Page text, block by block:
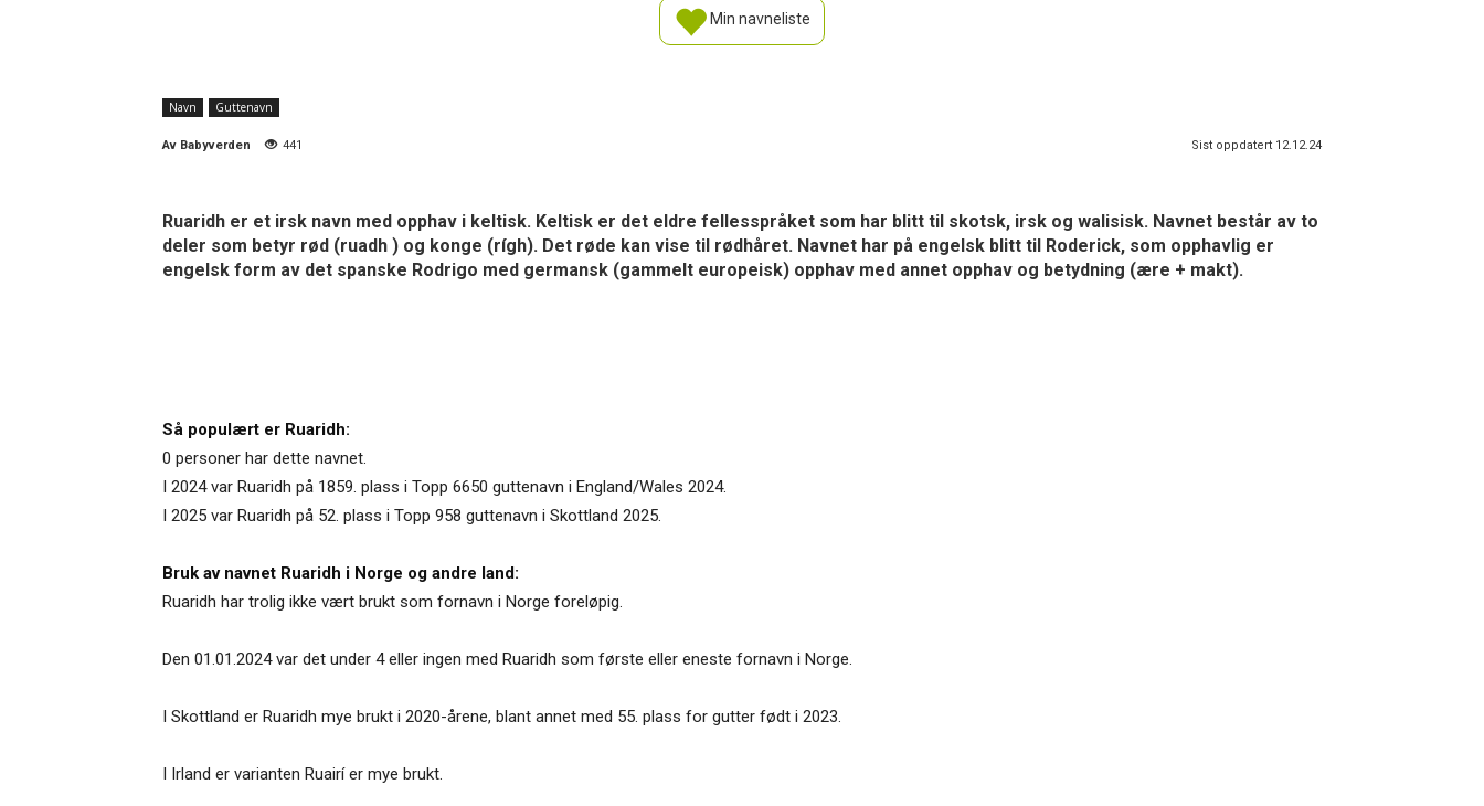
Min navneliste
Navn Guttenavn
Av Babyverden 441 Sist oppdatert 12.12.24
Ruaridh er et irsk navn med opphav i keltisk. Keltisk er det eldre fellesspråket som har blitt til skotsk, irsk og walisisk. Navnet består av to
deler som betyr rød (ruadh ) og konge (rígh). Det røde kan vise til rødhåret. Navnet har på engelsk blitt til Roderick, som opphavlig er
engelsk form av det spanske Rodrigo med germansk (gammelt europeisk) opphav med annet opphav og betydning (ære + makt).
Så populært er Ruaridh:
0 personer har dette navnet.
I 2024 var Ruaridh på 1859. plass i Topp 6650 guttenavn i England/Wales 2024.
I 2025 var Ruaridh på 52. plass i Topp 958 guttenavn i Skottland 2025.
Bruk av navnet Ruaridh i Norge og andre land:
Ruaridh har trolig ikke vært brukt som fornavn i Norge foreløpig.
Den 01.01.2024 var det under 4 eller ingen med Ruaridh som første eller eneste fornavn i Norge.
I Skottland er Ruaridh mye brukt i 2020-årene, blant annet med 55. plass for gutter født i 2023.
I Irland er varianten Ruairí er mye brukt.